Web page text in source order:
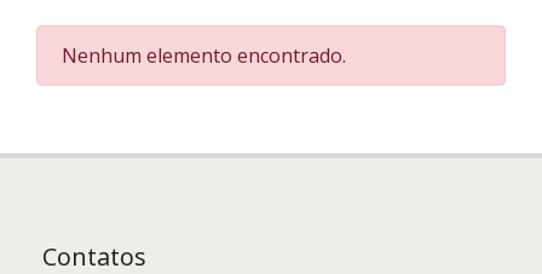
Nenhum elemento encontrado.
Contatos